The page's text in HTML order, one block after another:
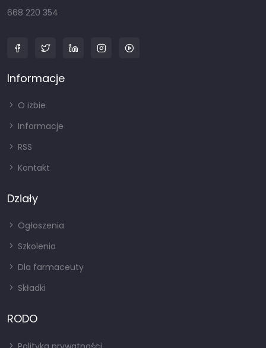
668 220 354
Informacje
O izbie
Informacje
RSS
Kontakt
Działy
Ogłoszenia
Szkolenia
Dla farmaceuty
Składki
RODO